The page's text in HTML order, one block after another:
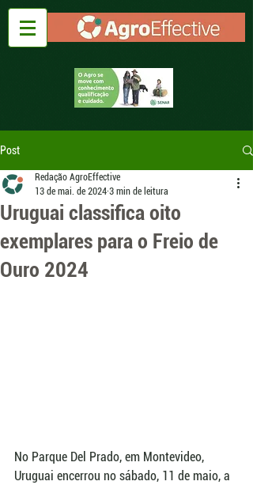
Post
Uruguai classifica oito
exemplares para o Freio de
Ouro 2024
Redação AgroEffective
13 de mai. de 2024 3 min de leitura
No Parque Del Prado, em Montevideo,
Uruguai encerrou no sábado, 11 de maio, a